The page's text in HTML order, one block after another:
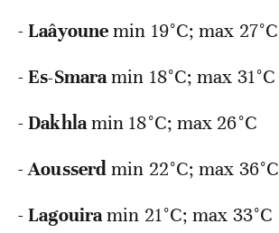
-Laâyounemin 19°C; max 27°C
-Es-Smaramin 18°C; max 31°C
-Dakhlamin 18°C; max 26°C
-Aousserdmin 22°C; max 36°C
-Lagouiramin 21°C; max 33°C